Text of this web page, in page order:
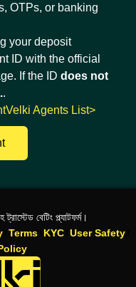
OTPs, or banking
your deposit
ID with the official
If the ID does not
.
Agents List>
বেটিং প্ল্যাটফর্ম।
Terms KYC User Safety